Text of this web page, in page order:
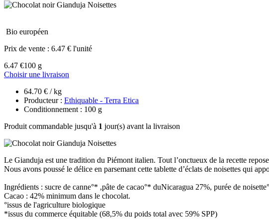
Bio européen
Prix de vente : 6.47 € l'unité
6.47 €100 g
Choisir une livraison
64.70 € / kg
Producteur : Ethiquable - Terra Etica
Conditionnement : 100 g
Produit commandable jusqu'à 1 jour(s) avant la livraison
Le Gianduja est une tradition du Piémont italien. Tout l’onctueux de la recette
Nous avons poussé le délice en parsemant cette tablette d’éclats de noisettes qui
Ingrédients : sucre de canne°* ,pâte de cacao°* duNicaragua 27%, purée de
Cacao : 42% minimum dans le chocolat.
°issus de l'agriculture biologique
*issus du commerce équitable (68,5% du poids total avec 59% SPP)